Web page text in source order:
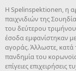
Η Spelinspektionen, η
παιχνιδιών της
του δεύτερου
έσοδα εμφανίστηκαν
αγοράς. Άλλωστε, κατά
πανδημία του
επίγειες επιχειρήσεις